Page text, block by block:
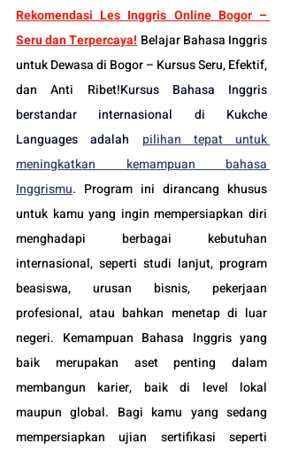
Rekomendasi Les Inggris Online Bogor –
Seru dan Terpercaya! Belajar Bahasa Inggris
untuk Dewasa di Bogor – Kursus Seru, Efektif,
dan Anti Ribet!Kursus Bahasa Inggris
berstandar internasional di Kukche
Languages adalah pilihan tepat untuk
meningkatkan kemampuan bahasa
Inggrismu. Program ini dirancang khusus
untuk kamu yang ingin mempersiapkan diri
menghadapi berbagai kebutuhan
internasional, seperti studi lanjut, program
beasiswa, urusan bisnis, pekerjaan
profesional, atau bahkan menetap di luar
negeri. Kemampuan Bahasa Inggris yang
baik merupakan aset penting dalam
membangun karier, baik di level lokal
maupun global. Bagi kamu yang sedang
mempersiapkan ujian sertifikasi seperti